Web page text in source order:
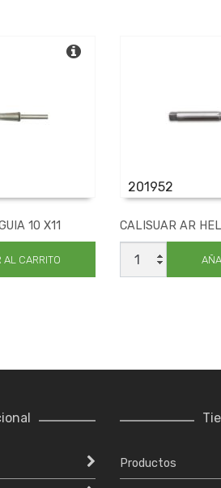
10 X11
AL CARRITO
201952
CALISUAR AR
CALISUAR
AR
HELICOID
Productos